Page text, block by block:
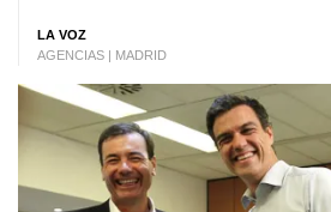
LA VOZ
AGENCIAS | MADRID